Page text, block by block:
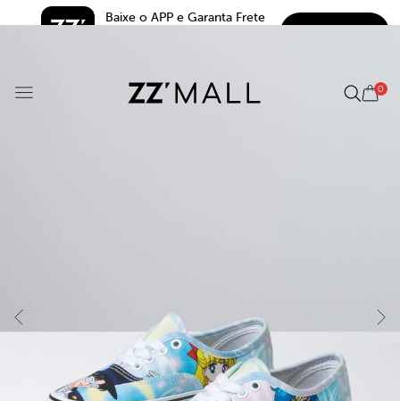
Baixe o APP e Garanta Frete
0